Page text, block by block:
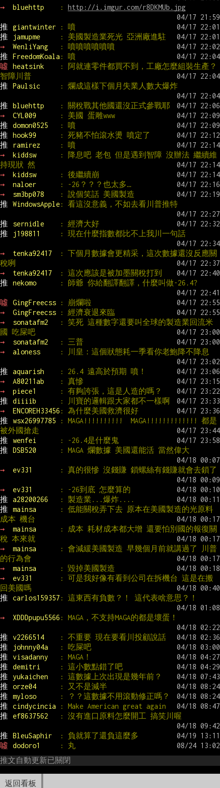
返回看板
→ bluehttp : http://i.imgur.com/r8DKMUb.jpg
推 giantwinter
: 噴
推
jamupme
: 美國製造業死光 亞洲廠進駐
→
WenliYang
: 噴噴噴噴噴噴
推
FreedomKoala : 噴
噓
heatsink
: 阿就連零件都買不到，工廠怎麼組裝生產？
智障川普
推
Paulsic : 爛成這樣下個月失業人數大爆炸
推 bluehttp
: 關稅戰其他國還沒正式參戰耶
→
CYL009
: 美國 蛋雕www
推
domon0525
: 噴
推
hook99
: 死豬不怕滾水燙 噴定了
推
ramirez
: 噴
→
kiddsw
: 降息吧 老包 但是遇到智障 沒辦法 繼續維
持現狀 然
→
kiddsw
: 後繼續崩
→
naloer
: -26？？？也太多…
→
sm3bp078
: 說個笑話 美國製造
推
WindowsApple: 看這沒意義，不如去看川普推特
推 sernidle
: 經濟大好
推
j198811 : 現在什麼指數都比不上我川一句話
→ tenka92417
: 下個月數據會更精采，這次數據還沒反應關
稅咧
→
tenka92417
: 這次應該是被加墨關稅打到
推
nekomo : 師爺 你給翻譯翻譯，什麼叫做-26.4?
噓 GingFreecss
: 崩爛啦
→
GingFreecss
: 經濟衰退來臨
→
sonatafm2
: 笑死 這種數字還要叫全球的製造業回流米
國 吃屎吧
→
sonatafm2
: 三普
→
aloness : 川皇：這個狀態耗一季看你老鮑降不降息
推 aquarish
: 26.4 遠高於預期 噴！
→
A80211ab
: 真慘
→
piece1
: 有夠誇張，這是人造的嗎？
推
diiiib
: 川寶的邏輯跟大家都不一樣啊
→
ENCOREH33456 : 為什麼美國救濟很好
推
wsx26997785
: MAGA!!!!!!!!!!  MAGA!!!!!!!!!!!!! 都是
被外國搶走
推
wenfei
: -26.4是什麼鬼
推
DSB520 : MAGA 爛數據 美國還能活 當然偉大
→ ev331 : 真的很慘 沒錢賺 鎖螺絲有錢賺就會去鎖了
→ ev331
: -26到底 怎麼算的
推
a28200266
: 製造業...爆炸....
推
mainsa
: 低能關稅弄下去 原本在美國製造的光原料
成本 機台
→
mainsa
: 成本 耗材成本都大增 還要怕別國的報復關
稅 本來就
→
mainsa
: 會減緩美國製造 早幾個月前就講過了 川普
的行為會
→
mainsa
: 毀掉美國製造
→
ev331
: 可是我好像有看到公司在拆機台 這是在搬
回美國嗎
推
carlos159357 : 這東西有負數？！ 這代表啥意思？！
→ XDDDpupu5566 : MAGA，不支持MAGA的都是壞蛋！
推 v2266514
: 不重要 現在要看川投顧說話
推
johnny04a
: 吃屎吧
推
visadanny
: MAGA！
推
demitri
: 這小數點錯了吧
推
yukaichen
: 這數據上次出現是幾年前？
推
orze04
: 又不是減半
推
myloso
: ？？這數據不用滾動修正嗎？
推
cindycincia
: Make American great again
推
ef8637562 : 沒有進口原料怎麼開工 搞笑川喔
推 BleuSaphir
: 負就算了還負這麼多
噓
dodoro1
: 丸
推文自動更新已關閉